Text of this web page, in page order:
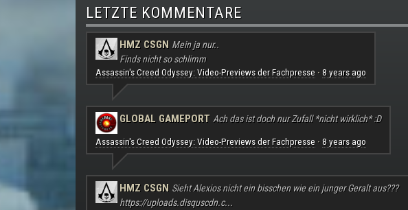
LETZTE KOMMENTARE
HMZ CSGN Mein ja nur..
Finds nicht so schlimm
Assassin's Creed Odyssey: Video-Previews der Fachpresse· 8 years ago
GLOBAL GAMEPORT Ach das ist doch nur Zufall *nicht wirklich* :D
Assassin's Creed Odyssey: Video-Previews der Fachpresse· 8 years ago
HMZ CSGN Sieht Alexios nicht ein bisschen wie ein junger Geralt aus???
https://uploads.disquscdn.c...